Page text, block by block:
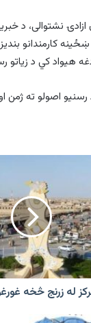
نشتوالی، د
کارمندانو
کي د زیاتو
رسنیو اصولو ته ژمن
له زرنج څخه